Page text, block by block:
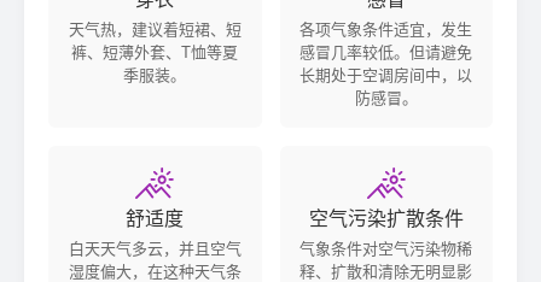
天气热，建议着短裙、短
裤、短薄外套、T恤等夏
季服装。
各项气象条件适宜，发生
感冒几率较低。但请避免
长期处于空调房间中，以
防感冒。

舒适度
白天天气多云，并且空气
湿度偏大，在这种天气条

空气污染扩散条件
气象条件对空气污染物稀
释、扩散和清除无明显影